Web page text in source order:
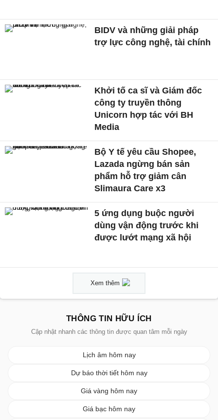
BIDV và những giải pháp
trợ lực công nghệ, tài chính
Khởi tố ca sĩ và Giám đốc
công ty truyền thông
Unicorn hợp tác với BH
Media
Bộ Y tế yêu cầu Shopee,
Lazada ngừng bán sản
phẩm hỗ trợ giảm cân
Slimaura Care x3
5 ứng dụng buộc người
dùng vận động trước khi
được lướt mạng xã hội
Xem thêm
THÔNG TIN HỮU ÍCH
Cập nhật nhanh các thông tin được quan tâm mỗi ngày
Lịch âm hôm nay
Dự báo thời tiết hôm nay
Giá vàng hôm nay
Giá bạc hôm nay